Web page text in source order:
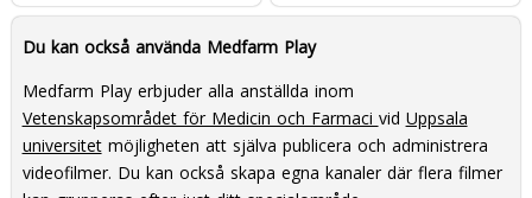
region
Du kan också använda Medfarm Play
Medfarm Play erbjuder alla anställda inom
Vetenskapsområdet för Medicin och Farmaci vid Uppsala
universitetmöjligheten att själva publicera och administrera
videofilmer. Du kan också skapa egna kanaler där flera filmer